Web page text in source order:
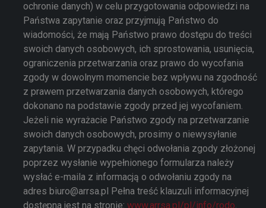
ochronie danych) w celu przygotowania odpowiedzi na
Państwa zapytanie oraz przyjmują Państwo do
wiadomości, że mają Państwo prawo dostępu do treści
swoich danych osobowych, ich sprostowania, usunięcia,
ograniczenia przetwarzania oraz prawo do wycofania
zgody w dowolnym momencie bez wpływu na zgodność
z prawem przetwarzania danych osobowych, którego
dokonano na podstawie zgody przed jej wycofaniem.
Jeżeli nie wyrażacie Państwo zgody na przetwarzanie
swoich danych osobowych, prosimy o niewysyłanie
zapytania. W przypadku chęci odwołania zgody złożonej
poprzez wysłanie wypełnionego formularza należy
wysłać e-maila z informacją o odwołaniu zgody na
adres biuro@arrsa.pl Pełna treść klauzuli informacyjnej
dostępna jest na stronie: www.arrsa.pl/pl/info/rodo.